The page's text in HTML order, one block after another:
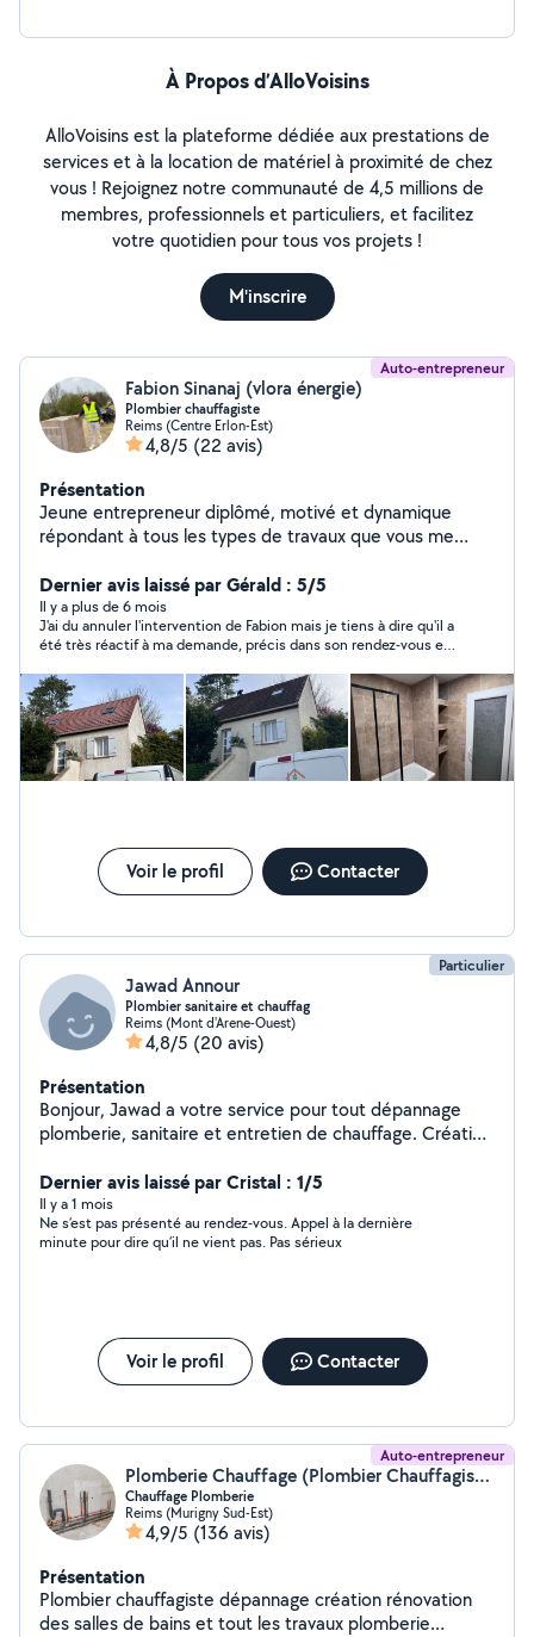
À Propos d’AlloVoisins
AlloVoisins est la plateforme dédiée aux prestations de
services et à la location de matériel à proximité de chez
vous ! Rejoignez notre communauté de 4,5 millions de
membres, professionnels et particuliers, et facilitez
votre quotidien pour tous vos projets !
M'inscrire
Auto-entrepreneur
Fabion Sinanaj (vlora énergie)
Plombier chauffagiste
Reims (Centre Erlon-Est)
4,8/5 (22 avis)
Présentation
Jeune entrepreneur diplômé, motivé et dynamique
répondant à tous les types de travaux que vous me
délais rapides avec efficacité et professionnalisme !
Mon but futur, serait de devenir votre plombier référent
en cas de besoin urgent, ou non. Instagram Facebook :
vlora énergie
Dernier avis laissé par Gérald : 5/5
Il y a plus de 6 mois
J'ai du annuler l'intervention de Fabion mais je tiens à dire qu'il a
été très réactif à ma demande, précis dans son rendez-vous et
Voir le profil Contacter
Particulier
Jawad Annour
Plombier sanitaire et chauffag
Reims (Mont d'Arene-Ouest)
4,8/5 (20 avis)
Présentation
Bonjour, Jawad a votre service pour tout dépannage
plomberie, sanitaire et entretien de chauffage. Création
type de salle de besoin, montage de vos meuble ,
peinture carrelage, papier peints etc...
Dernier avis laissé par Cristal : 1/5
Il y a 1 mois
Ne s’est pas présenté au rendez-vous. Appel à la dernière
minute pour dire qu’il ne vient pas. Pas sérieux
Voir le profil Contacter
Auto-entrepreneur
Plomberie Chauffage (Plombier Chauffagiste)
Chauffage Plomberie
Reims (Murigny Sud-Est)
4,9/5 (136 avis)
Présentation
Plombier chauffagiste dépannage création rénovation
des salles de bains et tout les travaux plomberie